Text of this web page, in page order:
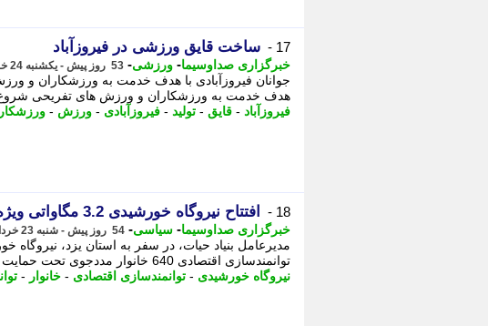
17 - ساخت قایق ورزشی در فیروزآباد
خبرگزاری صداوسیما- ورزشی- 53 روز پیش - یکشنبه 24 خرداد 1405، 18:00
جوانان فیروزآبادی با هدف خدمت به ورزشکاران و
هدف خدمت به ورزشکاران و ورزش های تفریحی شروع
فیروزآباد - قایق - تولید - فیروزآبادی - ورزش -
18 - افتتاح نیروگاه خورشیدی 3.2 مگاواتی ویژه 640 خانوار مددجوی ابرکوهی
خبرگزاری صداوسیما- سیاسی- 54 روز پیش - شنبه 23 خرداد 1405، 16:45
توانمندسازی اقتصادی 640 خانوار مددجوی تحت حمایت اجرا شده است، - را افتتاح کرد.
نیروگاه خورشیدی - توانمندسازی اقتصادی - خانوار -